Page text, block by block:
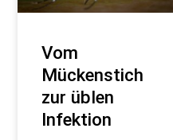
Vom
Mückenstich
zur üblen
Infektion